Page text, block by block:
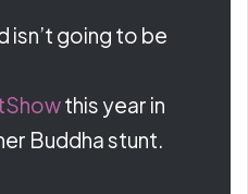
isn’t going to be
this year in
Buddha stunt.